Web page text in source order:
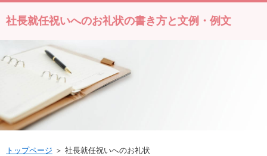
社長就任祝いへのお礼状の書き方と文例・例文
トップページ ＞ 社長就任祝いへのお礼状